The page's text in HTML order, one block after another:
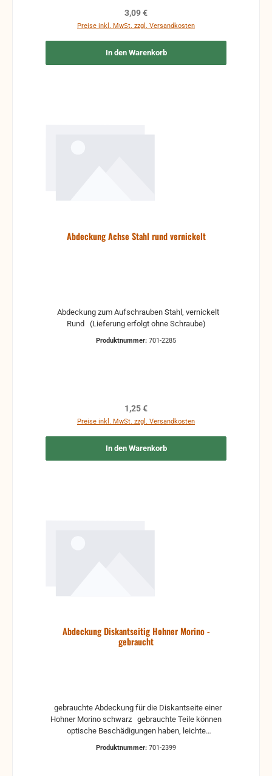
Regulärer Preis:
3,09 €
Preise inkl. MwSt. zzgl. Versandkosten
In den Warenkorb
Abdeckung Achse Stahl rund vernickelt
Rund (Lieferung erfolgt ohne Schraube)
Produktnummer: 701-2285
Regulärer Preis:
1,25 €
Preise inkl. MwSt. zzgl. Versandkosten
In den Warenkorb
Abdeckung Diskantseitig Hohner Morino -
gebraucht
Hohner Morino schwarz gebrauchte Teile können
optische Beschädigungen haben, leichte
Produktnummer: 701-2399